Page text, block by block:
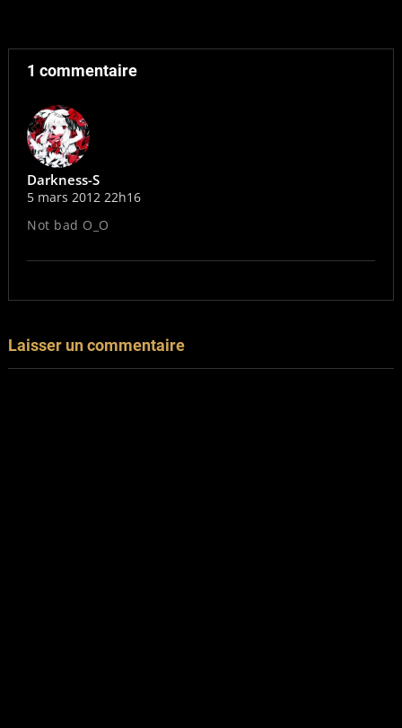
1 commentaire
Darkness-S
5 mars 2012 22h16
Not bad O_O
Laisser un commentaire